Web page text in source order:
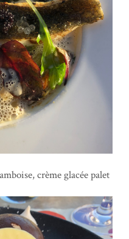
crème glacée palet